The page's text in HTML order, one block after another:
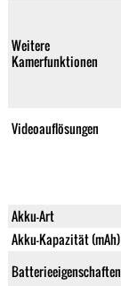
Weitere
Kamerfunktionen
Videoauflösungen
Akku-Art
Akku-Kapazität (mAh)
Batterieeigenschaften